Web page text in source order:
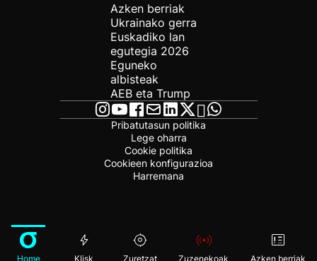
Azken berriak
Ukrainako gerra
Euskadiko lan
egutegia 2026
Eguneko
albisteak
AEB eta Trump
Pribatutasun politika
Lege oharra
Cookie politika
Cookieen konfigurazioa
Harremana
Home Klisk Zuretzat Zuzenekoak Azken berriak